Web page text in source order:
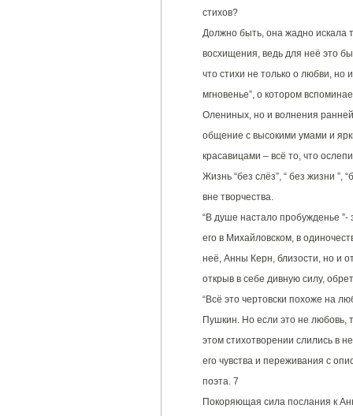
стихов?
Должно быть, она жадно искала
восхищения, ведь для неё это
что стихи не только о любви, но
мгновенье”, о котором
Олениных, но и волнения ранней
общение с высокими умами и
красавицами – всё то, что
Жизнь “без слёз”, “ без жизни ”,
вне творчества.
“В душе настало пробужденье
его в Михайловском, в
неё, Анны Керн, близости, но и
открыв в себе дивную силу,
“Всё это чертовски похоже на
Пушкин. Но если это не любовь,
этом стихотворении слились в
его чувства и переживания с
поэта. 7
Покоряющая сила послания к